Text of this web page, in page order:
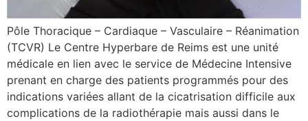
Pôle Thoracique – Cardiaque – Vasculaire – Réanimation
(TCVR) Le Centre Hyperbare de Reims est une unité
médicale en lien avec le service de Médecine Intensive
prenant en charge des patients programmés pour des
indications variées allant de la cicatrisation difficile aux
complications de la radiothérapie mais aussi dans le